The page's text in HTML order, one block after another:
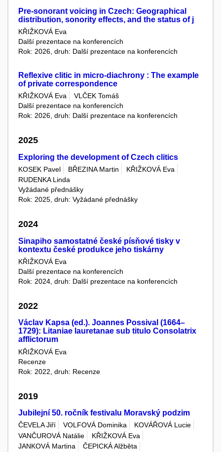
Pre-sonorant voicing in Czech: Geographical
distribution, sonority effects, and the status of j
KŘIŽKOVÁ Eva
Další prezentace na konferencích
Rok: 2026, druh: Další prezentace na konferencích
Reflexive clitic in micro-diachrony : The example
of private correspondence
KŘIŽKOVÁ Eva
VLČEK Tomáš
Další prezentace na konferencích
Rok: 2026, druh: Další prezentace na konferencích
2025
Exploring the development of Czech clitics
KOSEK Pavel BŘEZINA Martin
KŘIŽKOVÁ Eva
RUDENKA Linda
Vyžádané přednášky
Rok: 2025, druh: Vyžádané přednášky
2024
Sinapiho samostatné české písňové tisky v
kontextu české produkce jeho tiskárny
KŘIŽKOVÁ Eva
Další prezentace na konferencích
Rok: 2024, druh: Další prezentace na konferencích
2022
Václav Kapsa (ed.). Joannes Possival (1664–
1729): Litaniae lauretanae sub titulo Consolatrix
afflictorum
KŘIŽKOVÁ Eva
Recenze
Rok: 2022, druh: Recenze
2019
Jubilejní 50. ročník festivalu Moravský podzim
ČEVELA Jiří VOLFOVÁ Dominika
KOVÁŘOVÁ Lucie
VANČUROVÁ Natálie
KŘIŽKOVÁ Eva
JANKOVÁ Martina
ČEPICKÁ Alžběta